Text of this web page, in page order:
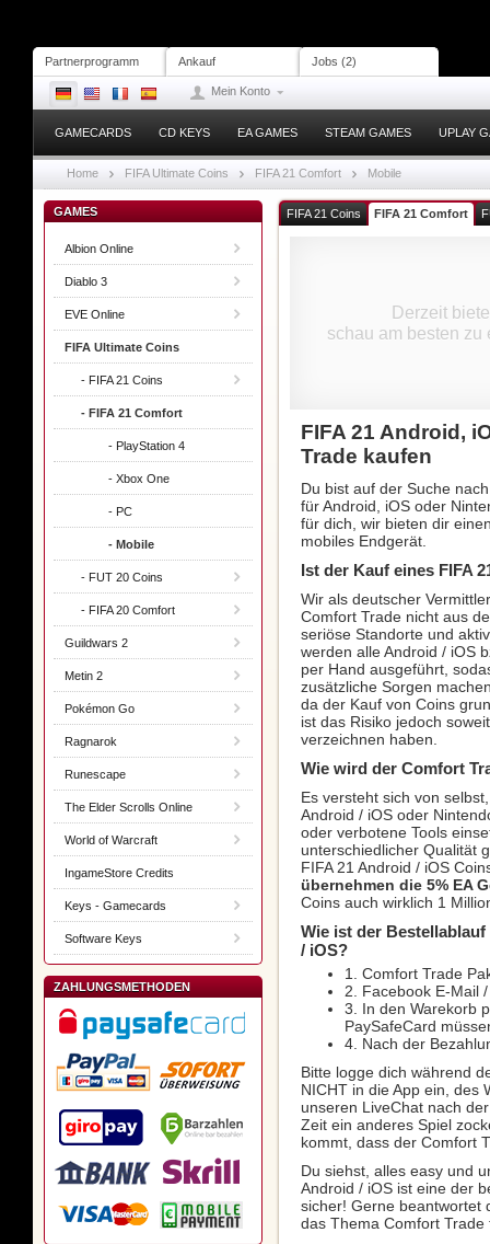
Partnerprogramm Ankauf Jobs (2)
Mein Konto
GAMECARDS CD KEYS EA GAMES STEAM GAMES UPLAY
Home FIFA Ultimate Coins FIFA 21 Comfort Mobile
GAMES
Albion Online
Diablo 3
EVE Online
FIFA Ultimate Coins
- FIFA 21 Coins
- FIFA 21 Comfort
- PlayStation 4
- Xbox One
- PC
- Mobile
- FUT 20 Coins
- FIFA 20 Comfort
Guildwars 2
Metin 2
Pokémon Go
Ragnarok
Runescape
The Elder Scrolls Online
World of Warcraft
IngameStore Credits
Keys - Gamecards
Software Keys
ZAHLUNGSMETHODEN
FIFA 21 Coins FIFA 21 Comfort
Derzeit
schau am besten
FIFA 21 Android,
Trade kaufen
Du bist auf der Suche
für Android, iOS oder
für dich, wir bieten dir
mobiles Endgerät.
Ist der Kauf eines FIFA
Wir als deutscher
Comfort Trade nicht aus
seriöse Standorte und
werden alle Android / iOS
per Hand ausgeführt,
zusätzliche Sorgen
da der Kauf von Coins
ist das Risiko jedoch
verzeichnen haben.
Wie wird der Comfort
Es versteht sich von
Android / iOS oder
oder verbotene Tools
unterschiedlicher Qualität
FIFA 21 Android / iOS
übernehmen die 5% EA
Coins auch wirklich 1
Wie ist der
/ iOS?
1. Comfort Trade
2. Facebook E-Mail
3. In den Warekorb
PaySafeCard
4. Nach der
Bitte logge dich während
NICHT in die App ein, des
unseren LiveChat nach
Zeit ein anderes Spiel
kommt, dass der Comfort
Du siehst, alles easy und
Android / iOS ist eine der
sicher! Gerne beantwortet
das Thema Comfort Trade